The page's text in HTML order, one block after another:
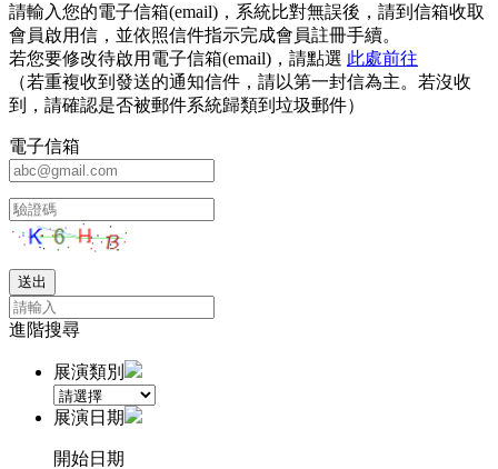
請輸入您的電子信箱(email)，系統比對無誤後，請到信箱收取
會員啟用信，並依照信件指示完成會員註冊手續。
若您要修改待啟用電子信箱(email)，請點選 此處前往
（若重複收到發送的通知信件，請以第一封信為主。若沒收
到，請確認是否被郵件系統歸類到垃圾郵件）
電子信箱
進階搜尋
展演類別
展演日期
開始日期